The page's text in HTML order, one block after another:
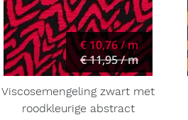
€ 10,76 / m
€ 11,95 / m
Viscosemengeling zwart met
roodkleurige abstract